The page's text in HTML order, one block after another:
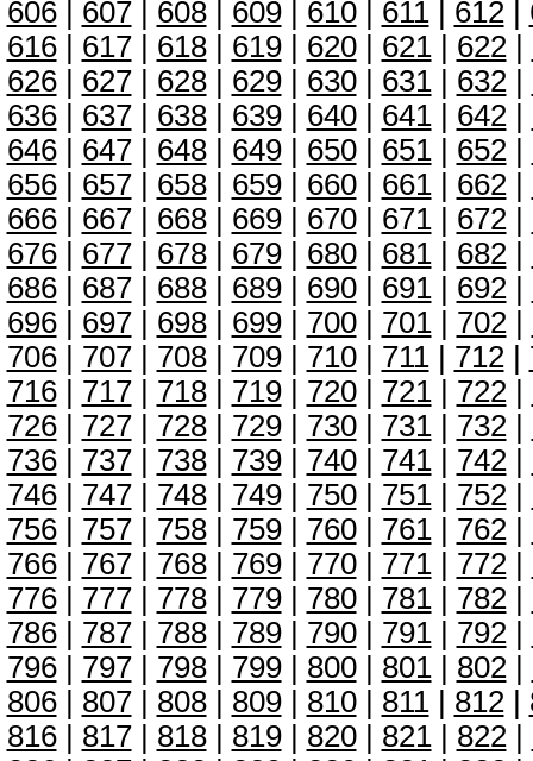
606| 607| 608| 609| 610| 611| 612|
616| 617| 618| 619| 620| 621| 622|
626| 627| 628| 629| 630| 631| 632|
636| 637| 638| 639| 640| 641| 642|
646| 647| 648| 649| 650| 651| 652|
656| 657| 658| 659| 660| 661| 662|
666| 667| 668| 669| 670| 671| 672|
676| 677| 678| 679| 680| 681| 682|
686| 687| 688| 689| 690| 691| 692|
696| 697| 698| 699| 700| 701| 702|
706| 707| 708| 709| 710| 711| 712|
716| 717| 718| 719| 720| 721| 722|
726| 727| 728| 729| 730| 731| 732|
736| 737| 738| 739| 740| 741| 742|
746| 747| 748| 749| 750| 751| 752|
756| 757| 758| 759| 760| 761| 762|
766| 767| 768| 769| 770| 771| 772|
776| 777| 778| 779| 780| 781| 782|
786| 787| 788| 789| 790| 791| 792|
796| 797| 798| 799| 800| 801| 802|
806| 807| 808| 809| 810| 811| 812|
816| 817| 818| 819| 820| 821| 822|